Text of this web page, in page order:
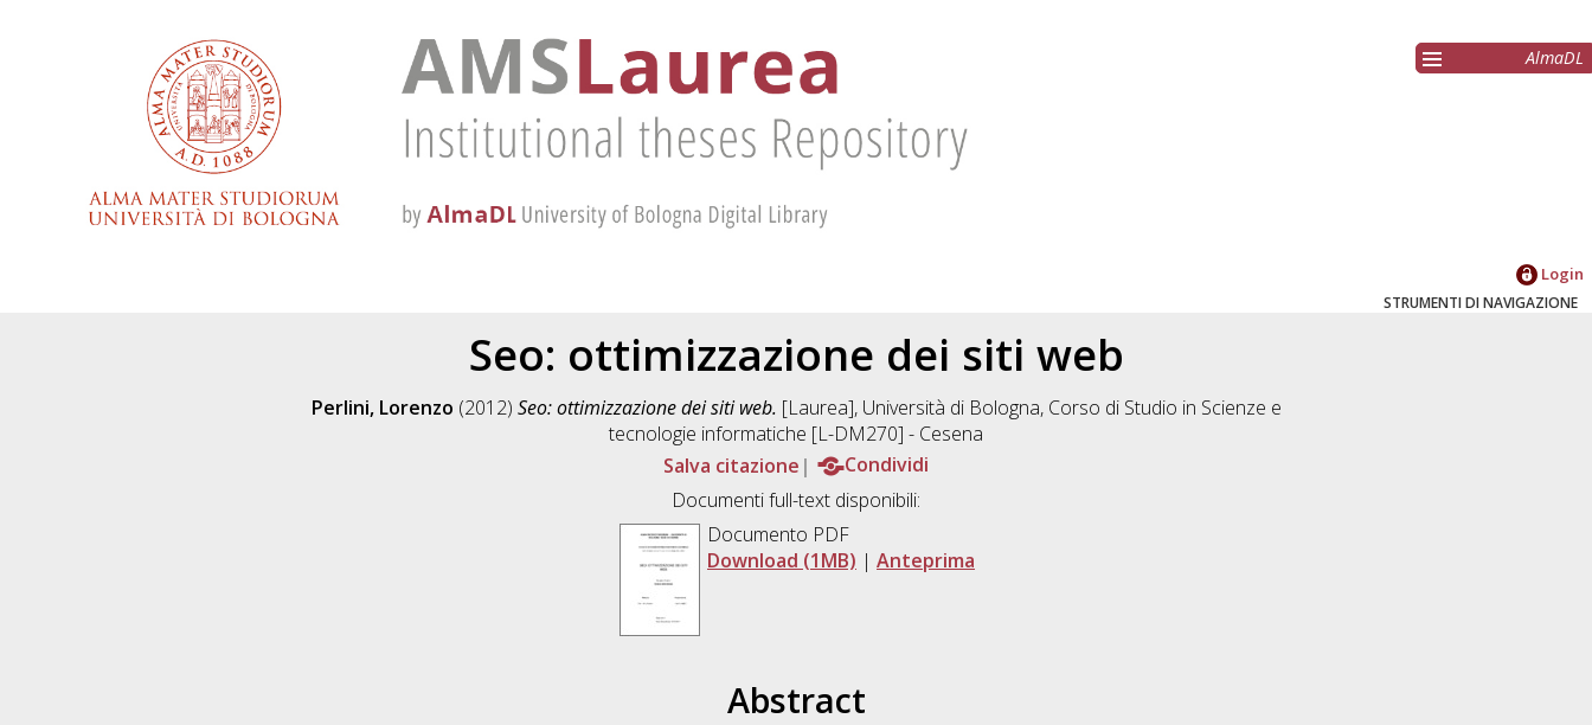
AlmaDL
Login
STRUMENTI DI NAVIGAZIONE
Seo: ottimizzazione dei siti web
Perlini, Lorenzo (2012) Seo: ottimizzazione dei siti web. [Laurea], Università di Bologna, Corso di Studio in Scienze e
tecnologie informatiche [L-DM270] - Cesena
Salva citazione
Condividi
Documenti full-text disponibili:
Documento PDF
Download (1MB) | Anteprima
Abstract